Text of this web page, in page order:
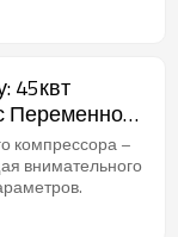
45квт
Переменной
компрессора –
внимательного